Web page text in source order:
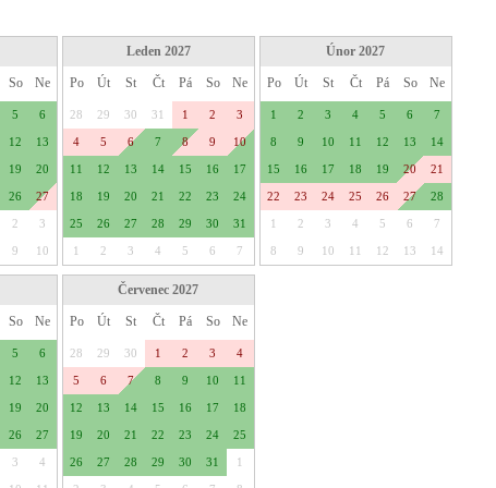
So Ne
5 6
12 13
19 20
26 27
2 3
9 10
Leden 2027
Po Út St Čt Pá So Ne
28 29 30 31 1 2 3
4 5 6 7 8 9 10
11 12 13 14 15 16 17
18 19 20 21 22 23 24
25 26 27 28 29 30 31
1 2 3 4 5 6 7
Únor 2027
Po Út St Čt Pá So Ne
1 2 3 4 5 6 7
8 9 10 11 12 13 14
15 16 17 18 19 20 21
22 23 24 25 26 27 28
1 2 3 4 5 6 7
8 9 10 11 12 13 14
So Ne
5 6
12 13
19 20
26 27
3 4
Červenec 2027
Po Út St Čt Pá So Ne
28 29 30 1 2 3 4
5 6 7 8 9 10 11
12 13 14 15 16 17 18
19 20 21 22 23 24 25
26 27 28 29 30 31 1